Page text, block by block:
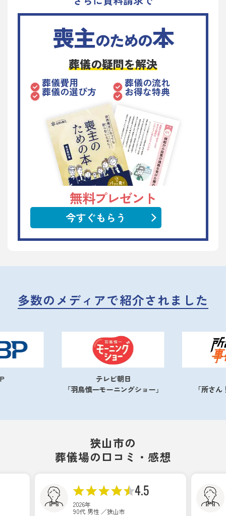
喪主のための本
葬儀の疑問を解決
葬儀費用 葬儀の流れ
葬儀の選び方 お得な特典
無料プレゼント
今すぐもらう
多数のメディアで紹介されました
テレビ朝日
「羽鳥慎一モーニングショー」
「所さん！事件
狭山市の
葬儀場の口コミ・感想
4.0
2026年
50代 男性 ／狭山市